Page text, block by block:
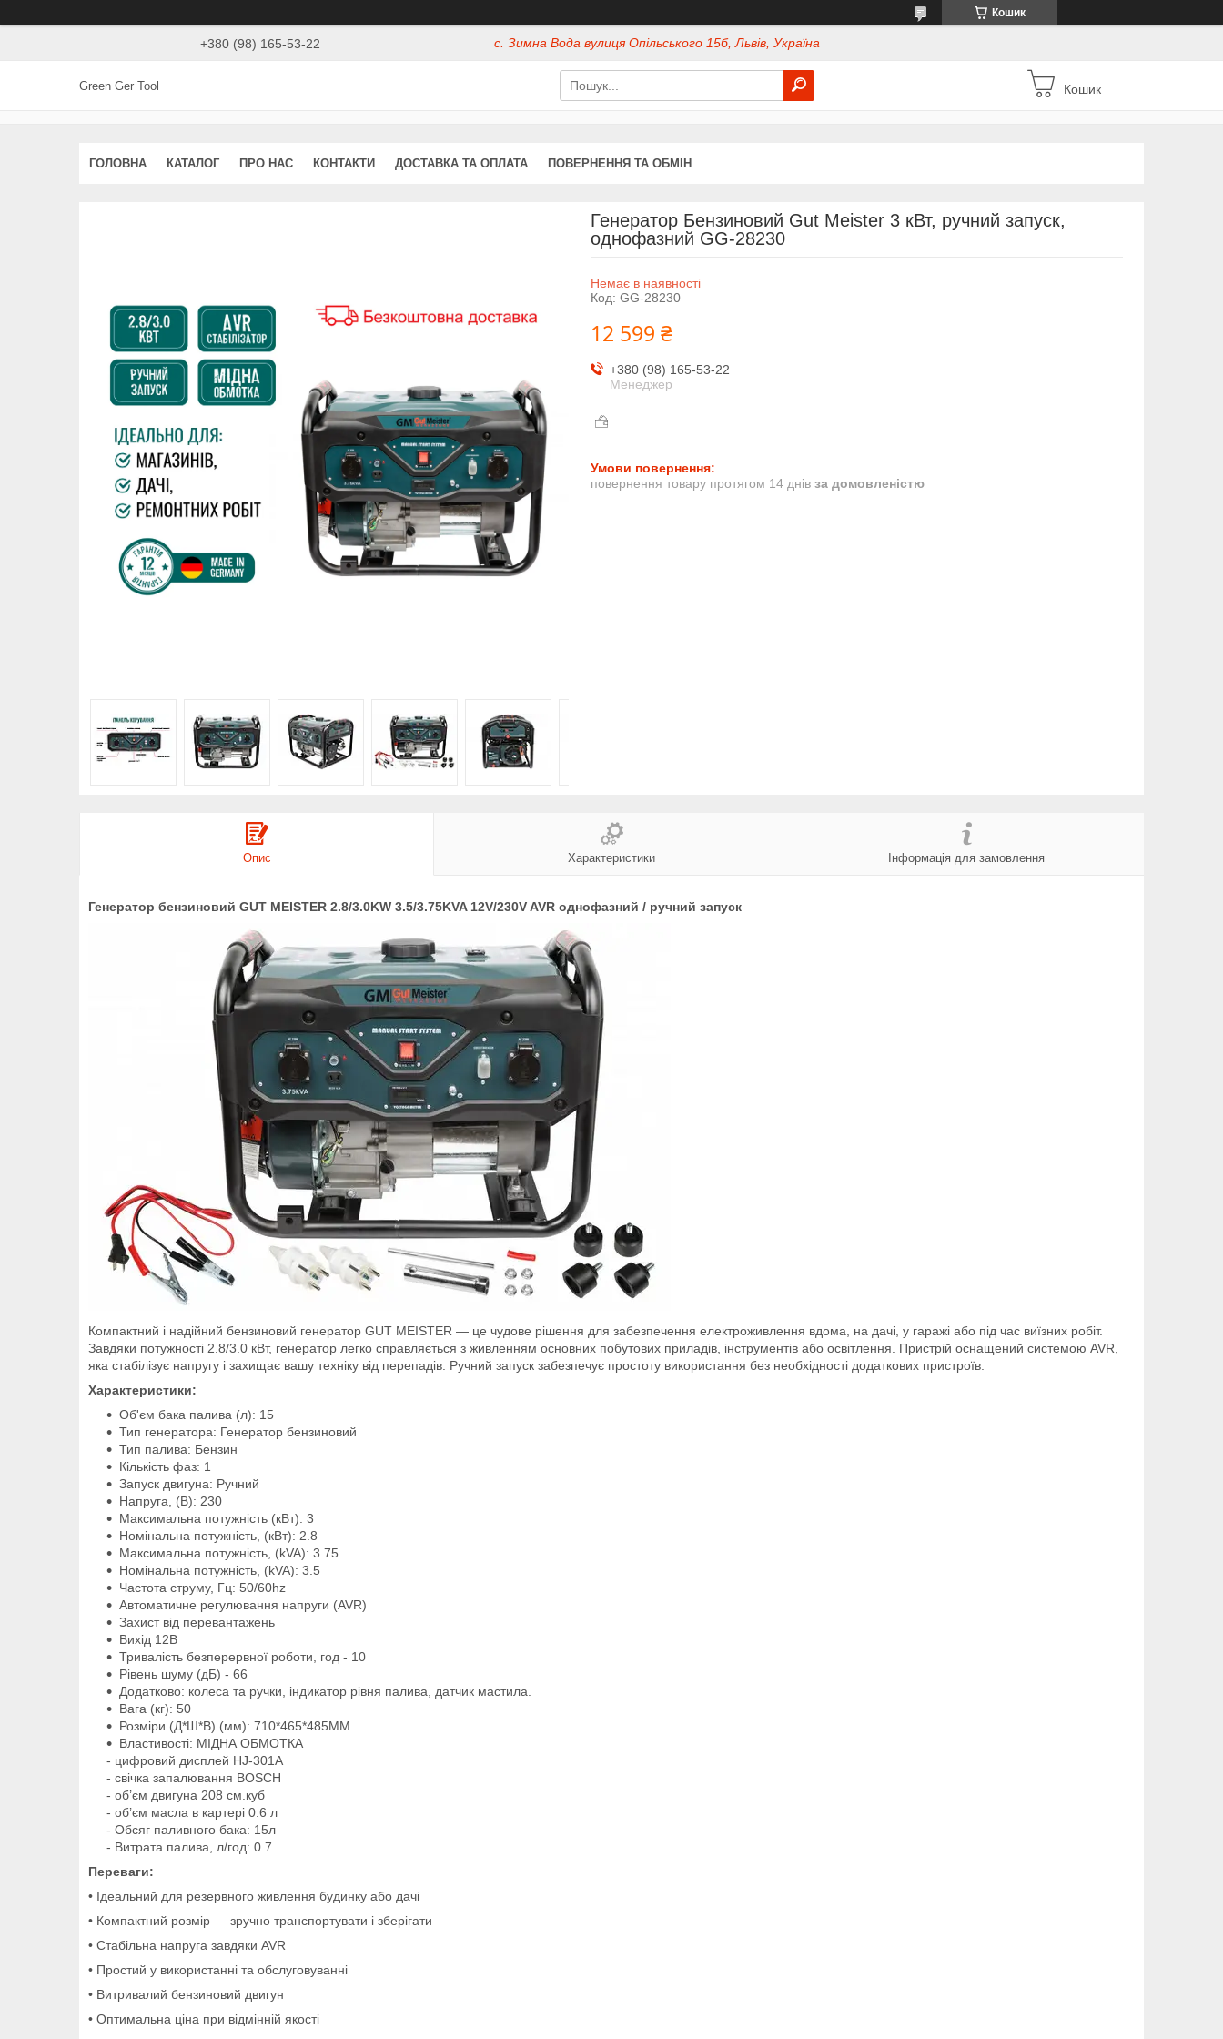
Кошик
+380 (98) 165-53-22 с. Зимна Вода вулиця Опільського 15б, Львів, Україна
Green Ger Tool Кошик
ГОЛОВНА КАТАЛОГ ПРО НАС КОНТАКТИ ДОСТАВКА ТА ОПЛАТА ПОВЕРНЕННЯ ТА ОБМІН
Генератор Бензиновий Gut Meister 3 кВт, ручний запуск,
однофазний GG-28230
Немає в наявності
Код: GG-28230
12 599 ₴
+380 (98) 165-53-22
Менеджер
повернення товару протягом 14 днів за домовленістю
Опис Характеристики Інформація для замовлення
Генератор бензиновий GUT MEISTER 2.8/3.0KW 3.5/3.75KVA 12V/230V AVR однофазний / ручний запуск
Компактний і надійний бензиновий генератор GUT MEISTER — це чудове рішення для забезпечення електроживлення вдома, на дачі, у гаражі або під час виїзних робіт.
Завдяки потужності 2.8/3.0 кВт, генератор легко справляється з живленням основних побутових приладів, інструментів або освітлення. Пристрій оснащений системою AVR,
яка стабілізує напругу і захищає вашу техніку від перепадів. Ручний запуск забезпечує простоту використання без необхідності додаткових пристроїв.
Характеристики:
Об'єм бака палива (л): 15
Тип генератора: Генератор бензиновий
Тип палива: Бензин
Кількість фаз: 1
Запуск двигуна: Ручний
Напруга, (В): 230
Максимальна потужність (кВт): 3
Номінальна потужність, (кВт): 2.8
Максимальна потужність, (kVA): 3.75
Номінальна потужність, (kVA): 3.5
Частота струму, Гц: 50/60hz
Автоматичне регулювання напруги (AVR)
Захист від перевантажень
Вихід 12В
Тривалість безперервної роботи, год - 10
Рівень шуму (дБ) - 66
Додатково: колеса та ручки, індикатор рівня палива, датчик мастила.
Вага (кг): 50
Розміри (Д*Ш*В) (мм): 710*465*485MM
Властивості: МІДНА ОБМОТКА
- цифровий дисплей HJ-301A
- свічка запалювання BOSCH
- об’єм двигуна 208 cм.куб
- об’єм масла в картері 0.6 л
- Обсяг паливного бака: 15л
- Витрата палива, л/год: 0.7
Переваги:
• Ідеальний для резервного живлення будинку або дачі
• Компактний розмір — зручно транспортувати і зберігати
• Стабільна напруга завдяки AVR
• Простий у використанні та обслуговуванні
• Витривалий бензиновий двигун
• Оптимальна ціна при відмінній якості